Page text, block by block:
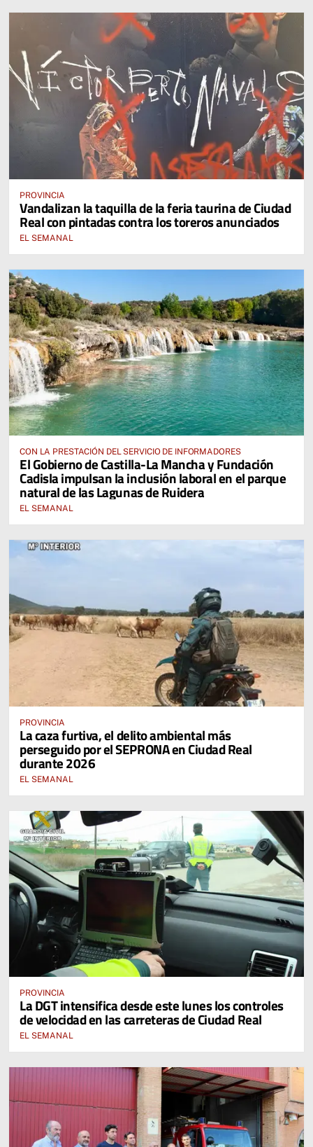
PROVINCIA
Vandalizan la taquilla de la feria taurina de Ciudad
Real con pintadas contra los toreros anunciados
EL SEMANAL
CON LA PRESTACIÓN DEL SERVICIO DE INFORMADORES
El Gobierno de Castilla-La Mancha y Fundación
Cadisla impulsan la inclusión laboral en el parque
natural de las Lagunas de Ruidera
EL SEMANAL
PROVINCIA
La caza furtiva, el delito ambiental más
perseguido por el SEPRONA en Ciudad Real
durante 2026
EL SEMANAL
PROVINCIA
La DGT intensifica desde este lunes los controles
de velocidad en las carreteras de Ciudad Real
EL SEMANAL